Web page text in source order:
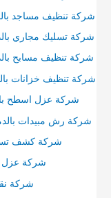
شركة تنظيف مساجد بالدمام خصم 35%
شركة تسليك مجاري بالدمام خصم 35%
شركة تنظيف مسابح بالدمام خصم 35% اتصل
شركة تنظيف خزانات بالدمام خصم 35%
شركة عزل اسطح بالدمام خصم 35%
شركة رش مبيدات بالدمام خصم 35 % اتصل
شركة كشف
شركة عزل
شركة